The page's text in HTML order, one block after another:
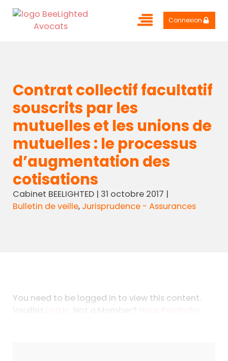
Connexion
Contrat collectif facultatif
souscrits par les
mutuelles et les unions de
mutuelles : le processus
d’augmentation des
cotisations
Cabinet BEELIGHTED| 31 octobre 2017 |
Bulletin de veille, Jurisprudence - Assurances
You need to be logged in to view this content.
Veuillez
. Not a Member?